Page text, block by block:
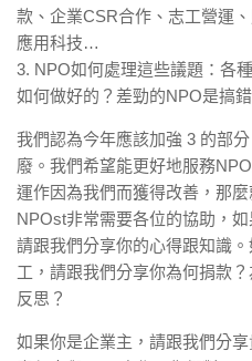
款、企業CSR合作、志工營運
應用科技…
3. NPO如何處理這些議題：各
如何做好的？差勁的NPO是搞
我們認為今年應該加強 3 的部
廢。我們希望能更好地服務
運作因為我們而獲得改善，那
NPOst非常需要各位的協助，
請跟我們分享你的心得跟知識
工，請跟我們分享你為何捐款
反思？
如果你是企業主，請跟我們分